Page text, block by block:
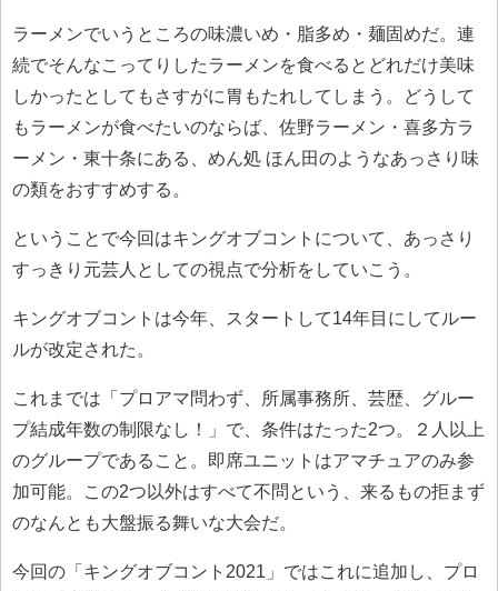
ラーメンでいうところの味濃いめ・脂多め・麺固めだ。連
続でそんなこってりしたラーメンを食べるとどれだけ美味
しかったとしてもさすがに胃もたれしてしまう。どうして
もラーメンが食べたいのならば、佐野ラーメン・喜多方ラ
ーメン・東十条にある、めん処 ほん田のようなあっさり味
の類をおすすめする。
ということで今回はキングオブコントについて、あっさり
すっきり元芸人としての視点で分析をしていこう。
キングオブコントは今年、スタートして14年目にしてルー
ルが改定された。
これまでは「プロアマ問わず、所属事務所、芸歴、グルー
プ結成年数の制限なし！」で、条件はたった2つ。２人以上
のグループであること。即席ユニットはアマチュアのみ参
加可能。この2つ以外はすべて不問という、来るもの拒まず
のなんとも大盤振る舞いな大会だ。
今回の「キングオブコント2021」ではこれに追加し、プロ